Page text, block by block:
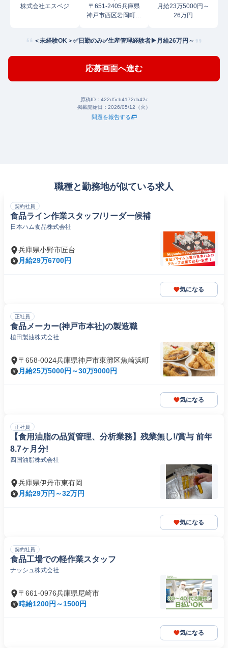
株式会社エスベジ
〒651-2405兵庫県
神戸市西区岩岡町野
月給23万5000円～
26万円
＜未経験OK＞✅日勤のみ✅生産管理経験者▶月給26万円～
応募画面へ進む
原稿ID： 422d5cb4172cb42c
掲載開始日： 2026/05/12（火）
問題を報告する
職種と勤務地が似ている求人
契約社員
食品ライン作業スタッフ/リーダー候補
日本ハム食品株式会社
兵庫県小野市匠台
月給29万6700円
気になる
正社員
食品メーカー(神戸市本社)の製造職
植田製油株式会社
〒658-0024兵庫県神戸市東灘区魚崎浜町
月給25万5000円～30万9000円
気になる
正社員
【食用油脂の品質管理、分析業務】残業無し!/賞与 前年
8.7ヶ月分!
四国油脂株式会社
兵庫県伊丹市東有岡
月給29万円～32万円
気になる
契約社員
食品工場での軽作業スタッフ
ナッシュ株式会社
〒661-0976兵庫県尼崎市
時給1200円～1500円
気になる